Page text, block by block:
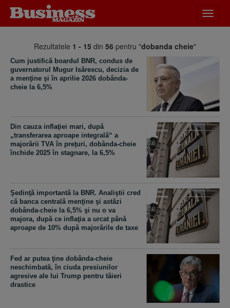
meniu
Rezultatele 1 - 15 din 56 pentru "dobanda cheie"
Cum justifică boardul BNR, condus de
guvernatorul Mugur Isărescu, decizia de
a menţine şi în aprilie 2026 dobânda-
cheie la 6,5%
Din cauza inflaţiei mari, după
„transferarea aproape integrală“ a
majorării TVA în preţuri, dobânda-cheie
închide 2025 în stagnare, la 6,5%
Şedinţă importantă la BNR. Analiştii cred
că banca centrală menţine şi astăzi
dobânda-cheie la 6,5% şi nu o va
majora, după ce inflaţia a urcat până
aproape de 10% după majorările de taxe
Fed ar putea ţine dobânda-cheie
neschimbată, în ciuda presiunilor
agresive ale lui Trump pentru tăieri
drastice